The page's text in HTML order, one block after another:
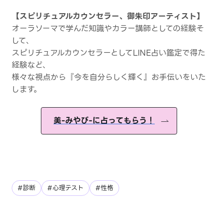
【スピリチュアルカウンセラー、御朱印アーティスト】
オーラソーマで学んだ知識やカラー講師としての経験そ
して、
スピリチュアルカウンセラーとしてLINE占い鑑定で得た
経験など、
様々な視点から『今を自分らしく輝く』お手伝いをいた
します。
美-みやび-に占ってもらう！
#診断 #心理テスト #性格